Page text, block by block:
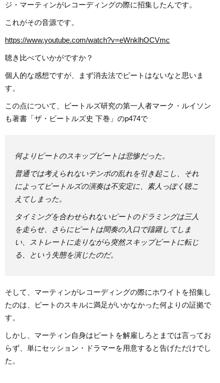
ジ・マーティンがレコーディングの際に招集したんです。
これがその音源です。
https://www.youtube.com/watch?v=eWnklhOCVmc
聴き比べていかがですか？
個人的な感想ですが、まず消去法でピートはないなと思いま
す。
この点について、ビートルズ研究の第一人者マーク・ルイソン
も著書「ザ・ビートルズ史 下巻」のp474で
何よりピートのスキップビートは悲惨だった。
普通では考えられないテンポの乱れを引き起こし、それ
によってビートルズの演奏は不安定に、素人っぽく聴こ
えてしまった。
タイミングを合わせられないピートのドラミングは三人
を走らせ、さらにピートは間奏の入口で躊躇してしま
い、ストレートに走りながら突然スキップビートに転じ
る、という失態を演じたのだ。
そして、マーティンがレコーディングの際にホワイトを招集し
たのは、ピートのスキルに満足がいかなかった何よりの証拠で
す。
しかし、マーティン自身はピートを解雇しろとまでは言ってお
らず、単にセッション・ドラマーを用意すると告げただけでし
た。